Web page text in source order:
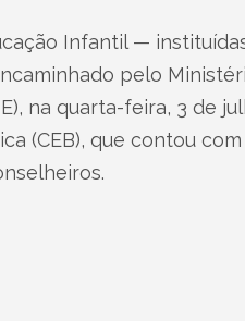
Infantil —
pelo
na quarta-feira, 3 de
(CEB), que contou